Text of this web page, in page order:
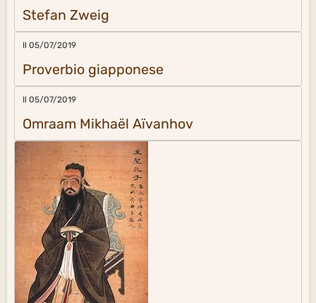
Stefan Zweig
Il 05/07/2019
Proverbio giapponese
Il 05/07/2019
Omraam Mikhaël Aïvanhov